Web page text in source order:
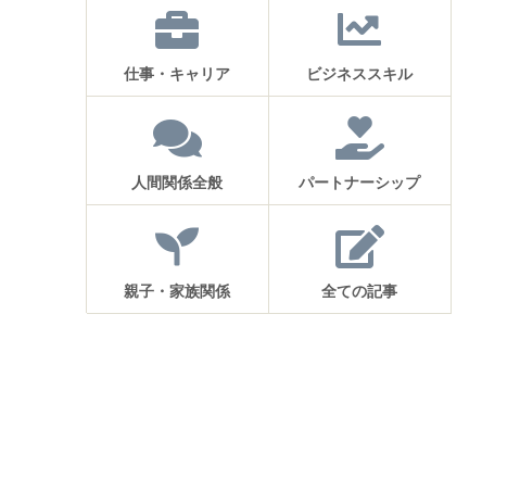
仕事・キャリア ビジネススキル
人間関係全般 パートナーシップ
親子・家族関係 全ての記事